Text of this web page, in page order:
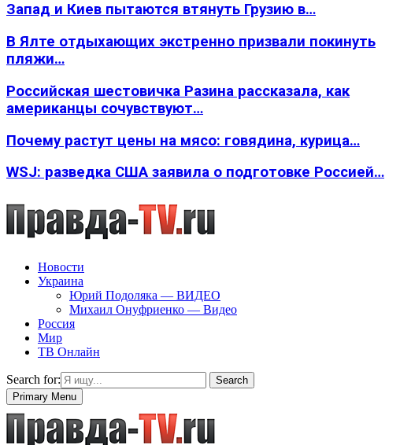
Запад и Киев пытаются втянуть Грузию в…
В Ялте отдыхающих экстренно призвали покинуть
пляжи…
Российская шестовичка Разина рассказала, как
американцы сочувствуют…
Почему растут цены на мясо: говядина, курица…
WSJ: разведка США заявила о подготовке Россией…
Новости
Украина
Юрий Подоляка — ВИДЕО
Михаил Онуфриенко — Видео
Россия
Мир
ТВ Онлайн
Search for:
Search
Primary Menu